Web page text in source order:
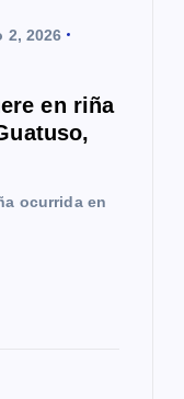
2, 2026
en riña
ocurrida en